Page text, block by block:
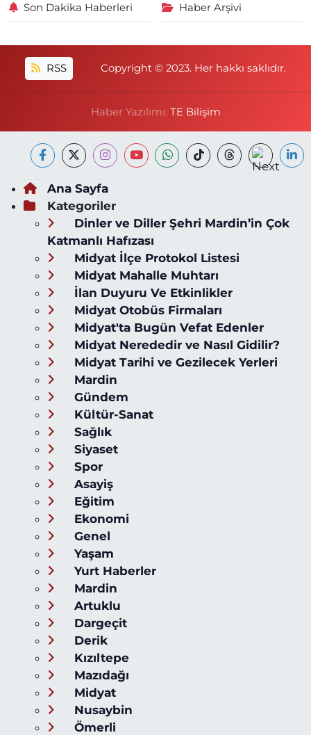
Son Dakika Haberleri Haber Arşivi
RSS Copyright © 2023. Her hakkı saklıdır.
Haber Yazılımı: TE Bilişim
Ana Sayfa
Kategoriler
Dinler ve Diller Şehri Mardin’in Çok
Katmanlı Hafızası
Midyat İlçe Protokol Listesi
Midyat Mahalle Muhtarı
İlan Duyuru Ve Etkinlikler
Midyat Otobüs Firmaları
Midyat'ta Bugün Vefat Edenler
Midyat Nerededir ve Nasıl Gidilir?
Midyat Tarihi ve Gezilecek Yerleri
Mardin
Gündem
Kültür-Sanat
Sağlık
Siyaset
Spor
Asayiş
Eğitim
Ekonomi
Genel
Yaşam
Yurt Haberler
Mardin
Artuklu
Dargeçit
Derik
Kızıltepe
Mazıdağı
Midyat
Nusaybin
Ömerli